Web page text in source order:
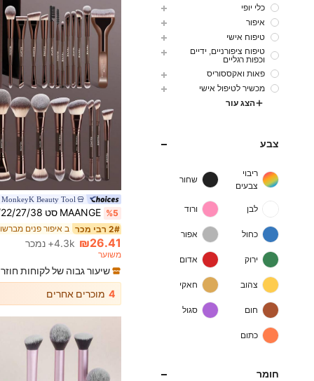
כלי יופי
איפור
טיפוח אישי
טיפוח ציפורניים, ידיים
וכפות רגליים
פאות ואקססוריס
מכשיר לטיפול אישי
הצג עור
צבע
ריבוי
צבעים
שחור
לבן ורוד
כחול אפור
ירוק אדום
צהוב חאקי
חום סגול
כתום
חומר
MonkeyK Beauty Tool
%5
2# רבי מכר
ב איפור פנים
(1000+)
2# רבי מכר
ב איפור פנים
(1000+)
2# רבי מכר
ב איפור פנים
(1000+)
2# רבי מכר
ב איפור פנים
₪26.41 4.3k+ נמכר
משוער
שיעור גבוה של לקוחות
4 מוכרים אחרים